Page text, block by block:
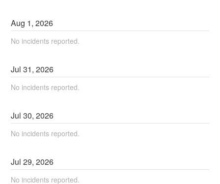
Aug 1,2026
No incidents reported.
Jul31,2026
No incidents reported.
Jul30,2026
No incidents reported.
Jul29,2026
No incidents reported.